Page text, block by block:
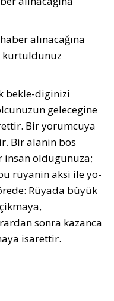
alınacağına
kurtuldunuz
bekle-diginizi
gelecegine
Bir yorumcuya
Bir alanin bos
insan oldugunuza;
rüyanin aksi ile yo-
Rüyada büyük
sonra kazanca
isarettir.